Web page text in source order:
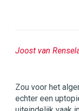
Joost van
Zou voor het
echter een